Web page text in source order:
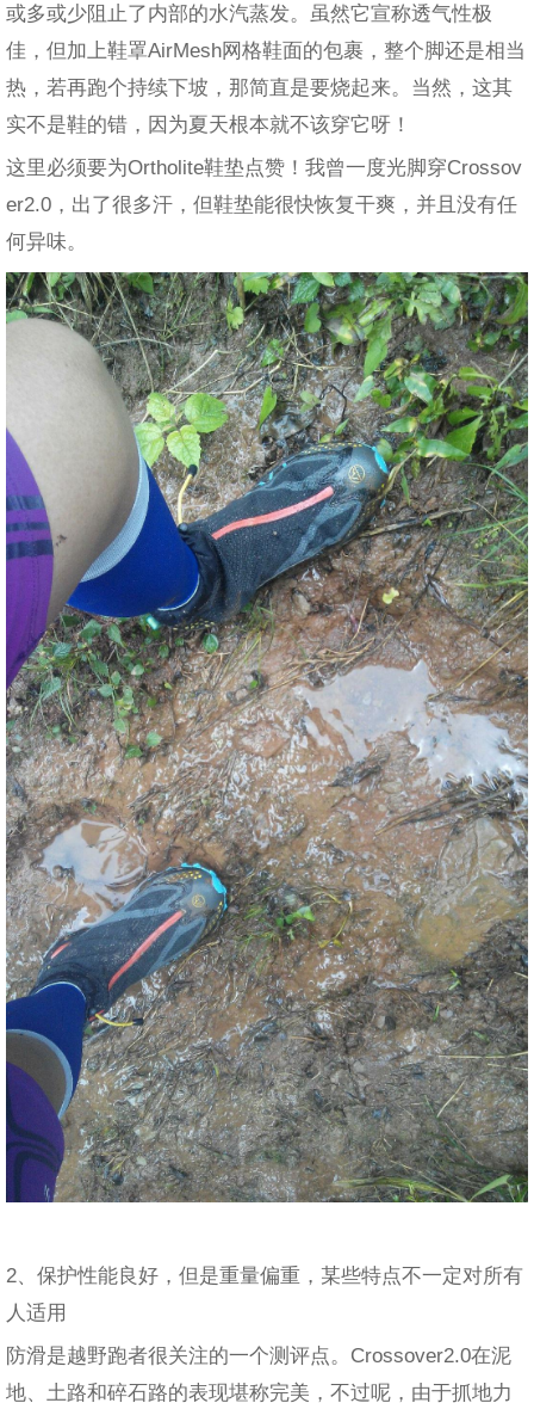
或多或少阻止了内部的水汽蒸发。虽然它宣称透气性极
佳，但加上鞋罩AirMesh网格鞋面的包裹，整个脚还是相当
热，若再跑个持续下坡，那简直是要烧起来。当然，这其
实不是鞋的错，因为夏天根本就不该穿它呀！
这里必须要为Ortholite鞋垫点赞！我曾一度光脚穿Crossov
er2.0，出了很多汗，但鞋垫能很快恢复干爽，并且没有任
何异味。
2、保护性能良好，但是重量偏重，某些特点不一定对所有
人适用
防滑是越野跑者很关注的一个测评点。Crossover2.0在泥
地、土路和碎石路的表现堪称完美，不过呢，由于抓地力